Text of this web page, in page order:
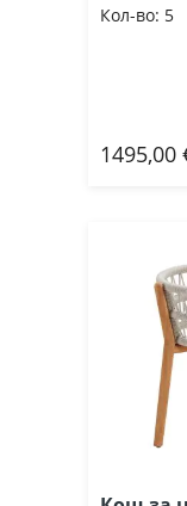
Кол-во: 5
1495,00